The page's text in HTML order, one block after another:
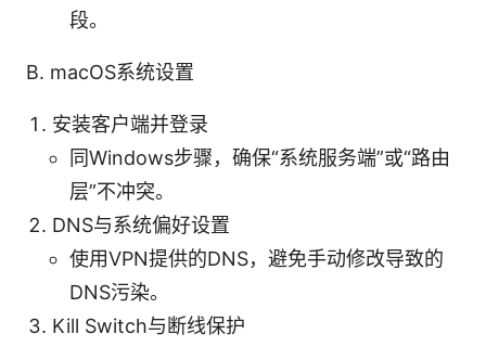
段。
B. macOS系统设置
安装客户端并登录
同Windows步骤，确保“系统服务端”或“路由
层”不冲突。
DNS与系统偏好设置
使用VPN提供的DNS，避免手动修改导致的
DNS污染。
Kill Switch与断线保护